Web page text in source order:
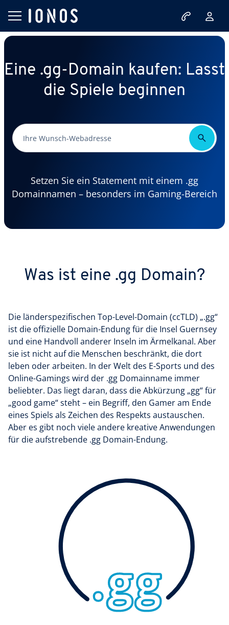
Eine .gg-Domain kaufen: Lasst
die Spiele beginnen
Setzen Sie ein Statement mit einem .gg
Domainnamen – besonders im Gaming-Bereich
Was ist eine .gg Domain?
Die länderspezifischen Top-Level-Domain (ccTLD) „.gg“
ist die offizielle Domain-Endung für die Insel Guernsey
und eine Handvoll anderer Inseln im Ärmelkanal. Aber
sie ist nicht auf die Menschen beschränkt, die dort
leben oder arbeiten. In der Welt des E-Sports und des
Online-Gamings wird der .gg Domainname immer
beliebter. Das liegt daran, dass die Abkürzung „gg“ für
„good game“ steht – ein Begriff, den Gamer am Ende
eines Spiels als Zeichen des Respekts austauschen.
Aber es gibt noch viele andere kreative Anwendungen
für die aufstrebende .gg Domain-Endung.